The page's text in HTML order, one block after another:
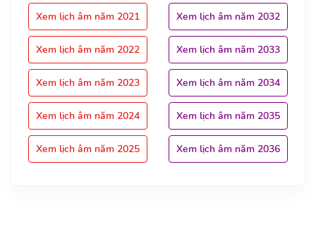
Xem lịch âm năm 2021
Xem lịch âm năm 2022
Xem lịch âm năm 2023
Xem lịch âm năm 2024
Xem lịch âm năm 2025
Xem lịch âm năm 2032
Xem lịch âm năm 2033
Xem lịch âm năm 2034
Xem lịch âm năm 2035
Xem lịch âm năm 2036